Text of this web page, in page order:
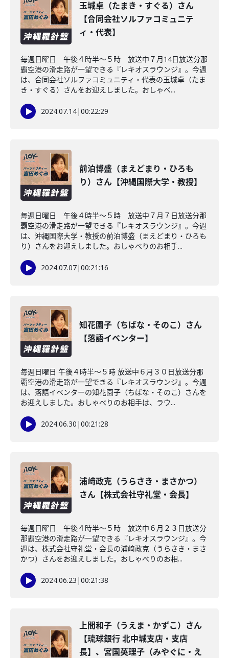
玉城卓（たまき・すぐる）さん
【合同会社ソルファコミュニテ
ィ・代表】
毎週日曜日 午後４時半～５時 放送中７月14日放送分那
覇空港の滑走路が一望できる『レキオスラウンジ』。今週
は、合同会社ソルファコミュニティ・代表の玉城卓（たま
き・すぐる）さんをお迎えしました。おしゃべ...
2024.07.14|00:22:29
前泊博盛（まえどまり・ひろも
り）さん【沖縄国際大学・教授】
毎週日曜日 午後４時半～５時 放送中７月７日放送分那
覇空港の滑走路が一望できる『レキオスラウンジ』。今週
は、沖縄国際大学・教授の前泊博盛（まえどまり・ひろも
り）さんをお迎えしました。おしゃべりのお相手...
2024.07.07|00:21:16
知花園子（ちばな・そのこ）さん
【落語イベンター】
毎週日曜日 午後４時半～５時 放送中６月３０日放送分那
覇空港の滑走路が一望できる『レキオスラウンジ』。今週
は、落語イベンターの知花園子（ちばな・そのこ）さんを
お迎えしました。おしゃべりのお相手は、ラウ...
2024.06.30 |00:21:28
浦﨑政克（うらさき・まさかつ）
さん【株式会社守礼堂・会長】
毎週日曜日 午後４時半～５時 放送中６月２３日放送分
那覇空港の滑走路が一望できる『レキオスラウンジ』。今
週は、株式会社守礼堂・会長の浦﨑政克（うらさき・まさ
かつ）さんをお迎えしました。おしゃべりのお相...
2024.06.23 |00:21:38
上間和子（うえま・かずこ）さん
【琉球銀行 北中城支店・支店
長】、宮国英理子（みやぐに・え